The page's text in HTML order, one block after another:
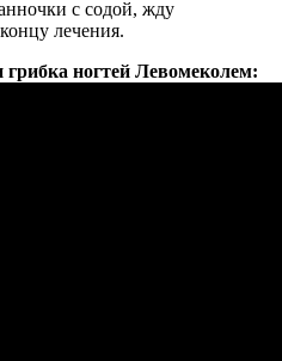
с содой, жду
лечения.
грибка ногтей Левомеколем: